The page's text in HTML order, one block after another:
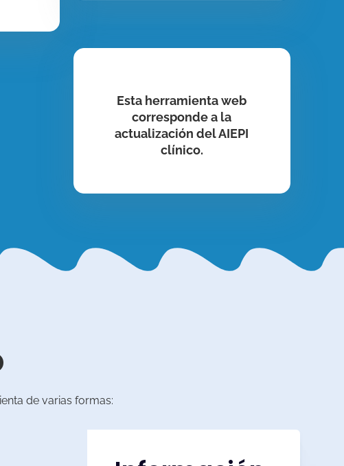
Esta herramienta web
corresponde a la
actualización del AIEPI
clínico.
de varias formas: